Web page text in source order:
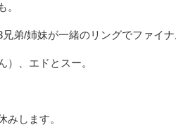
。
弟/姉妹が一緒のリングでファイ
）、エドとスー。
みします。